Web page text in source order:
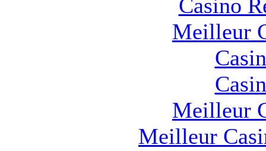
Casino
Meilleur
Meilleur
Meilleur